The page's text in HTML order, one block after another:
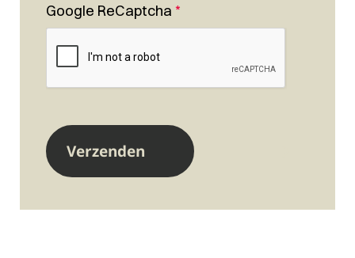
Google ReCaptcha *